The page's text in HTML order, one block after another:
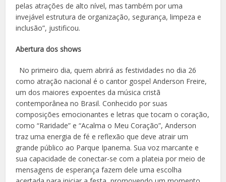
pelas atrações de alto nível, mas também por uma
invejável estrutura de organização, segurança, limpeza e
inclusão”, justificou.
Abertura dos shows
No primeiro dia, quem abrirá as festividades no dia 26
como atração nacional é o cantor gospel Anderson Freire,
um dos maiores expoentes da música cristã
contemporânea no Brasil. Conhecido por suas
composições emocionantes e letras que tocam o coração,
como “Raridade” e “Acalma o Meu Coração”, Anderson
traz uma energia de fé e reflexão que deve atrair um
grande público ao Parque Ipanema. Sua voz marcante e
sua capacidade de conectar-se com a plateia por meio de
mensagens de esperança fazem dele uma escolha